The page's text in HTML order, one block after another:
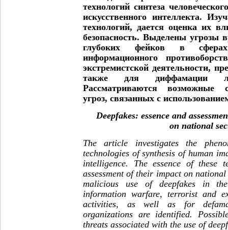
технологий синтеза
искусственного интеллекта.
технологий, дается оценка их
безопасность. Выделены угрозы
глубоких фейков в сферах
информационного
экстремистской деятельности,
также для диффамации
Рассматриваются возможные
угроз, связанных с
Deepfakes: essence and
on national
The article investigates the
technologies of synthesis of human
intelligence. The essence of these
assessment of their impact on
malicious use of deepfakes in
information warfare, terrorist and
activities, as well as for
organizations are identified.
threats associated with the use of